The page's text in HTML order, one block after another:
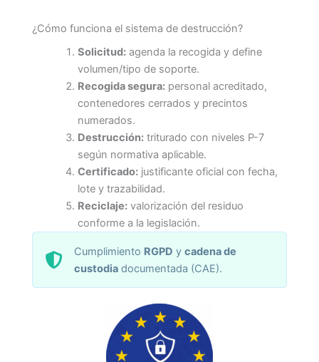
¿Cómo funciona el sistema de destrucción?
Solicitud:agenda la recogida y define
volumen/tipo de soporte.
Recogida segura:personal acreditado,
contenedores cerrados y precintos
numerados.
Destrucción:triturado con niveles P-7
según normativa aplicable.
Certificado:justificante oficial con fecha,
lote y trazabilidad.
Reciclaje:valorización del residuo
conforme a la legislación.
Cumplimiento RGPD ycadena de
custodia documentada (CAE).